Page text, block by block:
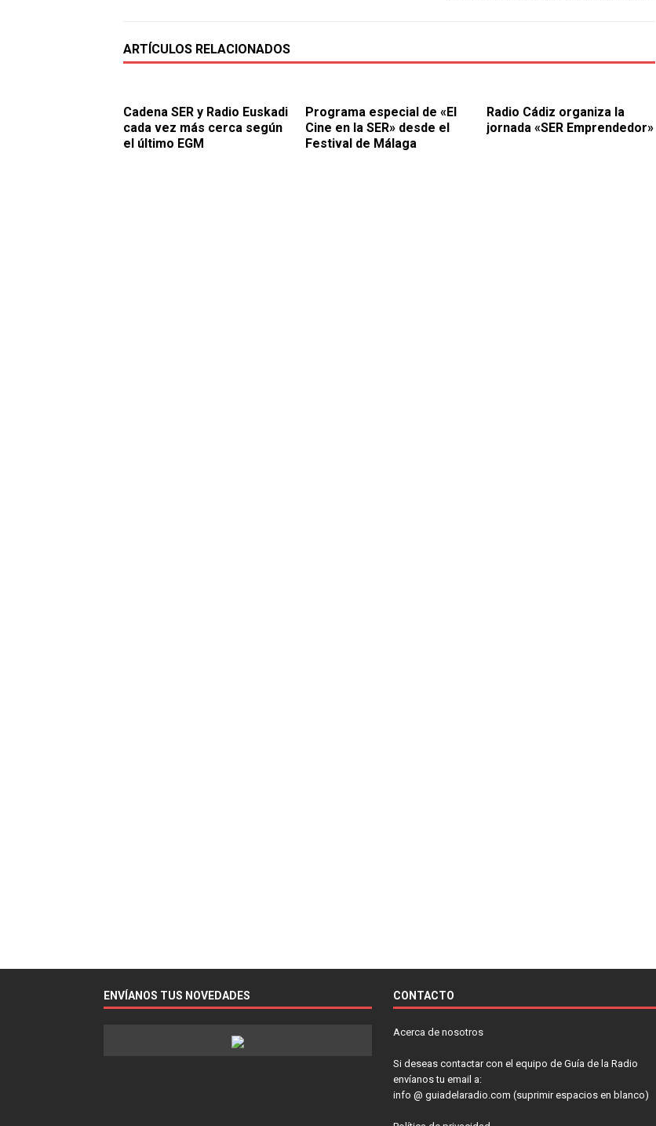
ARTÍCULOS RELACIONADOS
Cadena SER y Radio Euskadi
cada vez más cerca según
el último EGM
Programa especial de «El
Cine en la SER» desde el
Festival de Málaga
Radio Cádiz organiza la
jornada «SER Emprendedor»
ENVÍANOS TUS NOVEDADES CONTACTO
Acerca de nosotros
Si deseas contactar con el equipo de Guía de la Radio
envíanos tu email a:
info @ guiadelaradio.com (suprimir espacios en blanco)